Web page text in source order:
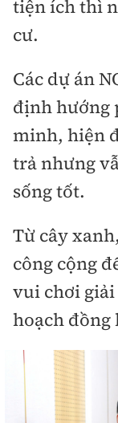
tiện ích thì
cư.
Các dự án
định hướng
minh, hiện
trả nhưng
sống tốt.
Từ cây
công cộng
vui chơi
hoạch đồng